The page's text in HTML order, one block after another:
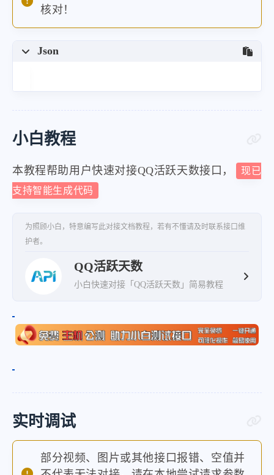
核对！
Json
小白教程
本教程帮助用户快速对接QQ活跃天数接口，
现已
支持智能生成代码
为照顾小白，特意编写此对接文档教程，若有不懂请及时联系接口维
护者。
QQ活跃天数
小白快速对接「QQ活跃天数」简易教程
实时调试
部分视频、图片或其他接口报错、空值并